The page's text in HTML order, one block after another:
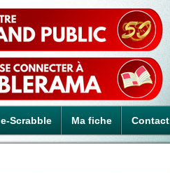
e-Scrabble Ma fiche Contact